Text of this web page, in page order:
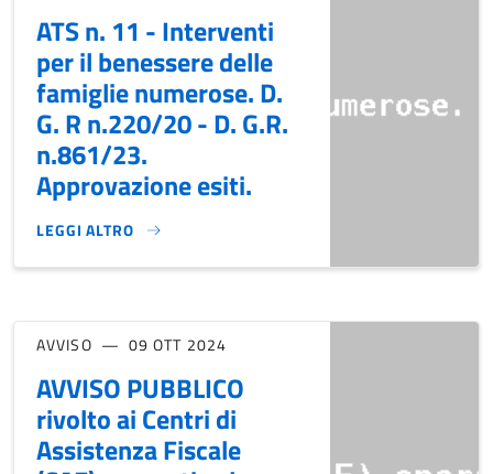
ATS n. 11 - Interventi
per il benessere delle
famiglie numerose. D.
G. R n.220/20 - D. G.R.
n.861/23.
Approvazione esiti.
LEGGI ALTRO
ATS N. 11 - INTERVENTI PER IL BENESSERE DELLE
AVVISO 09 OTT 2024
AVVISO PUBBLICO
rivolto ai Centri di
Assistenza Fiscale